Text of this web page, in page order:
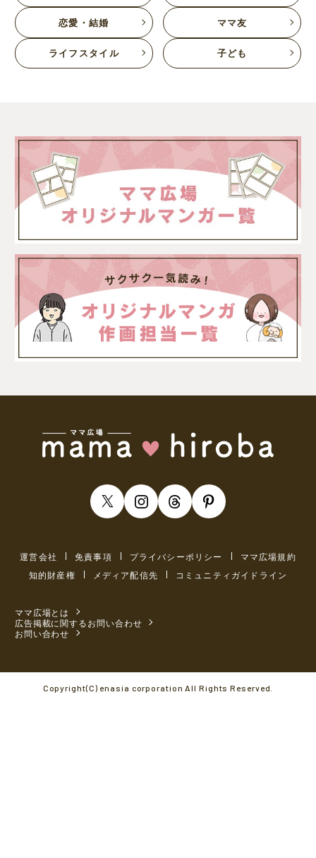
恋愛・結婚 ママ友
ライフスタイル 子ども
運営会社 免責事項 プライバシーポリシー
ママ広場規約
知的財産権
メディア配信先 コミュニティガイドライン
ママ広場とは
広告掲載に関するお問い合わせ
お問い合わせ
Copyright(C) enasia corporation All Rights Reserved.